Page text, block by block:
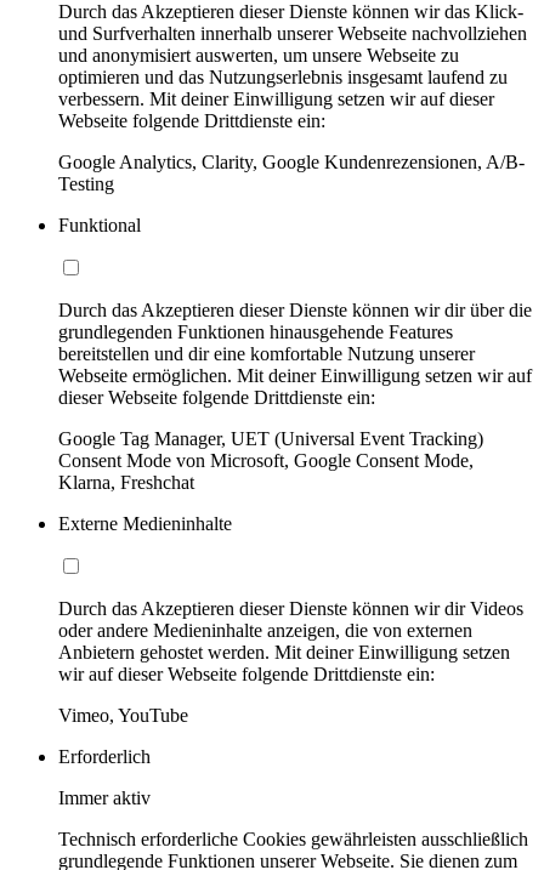
Durch das Akzeptieren dieser Dienste können wir das Klick-
und Surfverhalten innerhalb unserer Webseite nachvollziehen
und anonymisiert auswerten, um unsere Webseite zu
optimieren und das Nutzungserlebnis insgesamt laufend zu
verbessern. Mit deiner Einwilligung setzen wir auf dieser
Webseite folgende Drittdienste ein:
Google Analytics, Clarity, Google Kundenrezensionen, A/B-
Testing
Funktional
Durch das Akzeptieren dieser Dienste können wir dir über die
grundlegenden Funktionen hinausgehende Features
bereitstellen und dir eine komfortable Nutzung unserer
Webseite ermöglichen. Mit deiner Einwilligung setzen wir auf
dieser Webseite folgende Drittdienste ein:
Google Tag Manager, UET (Universal Event Tracking)
Consent Mode von Microsoft, Google Consent Mode,
Klarna, Freshchat
Externe Medieninhalte
Durch das Akzeptieren dieser Dienste können wir dir Videos
oder andere Medieninhalte anzeigen, die von externen
Anbietern gehostet werden. Mit deiner Einwilligung setzen
wir auf dieser Webseite folgende Drittdienste ein:
Vimeo, YouTube
Erforderlich
Immer aktiv
Technisch erforderliche Cookies gewährleisten ausschließlich
grundlegende Funktionen unserer Webseite. Sie dienen zum